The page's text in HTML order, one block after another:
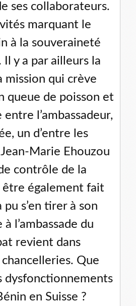
ses collaborateurs.
marquant le
à la souveraineté
y a par ailleurs la
mission qui crève
queue de poisson et
l’ambassadeur,
un d’entre les
Marie Ehouzou
contrôle de la
être également fait
pu s’en tirer à son
l’ambassade du
revient dans
Que
dysfonctionnements
en Suisse ?